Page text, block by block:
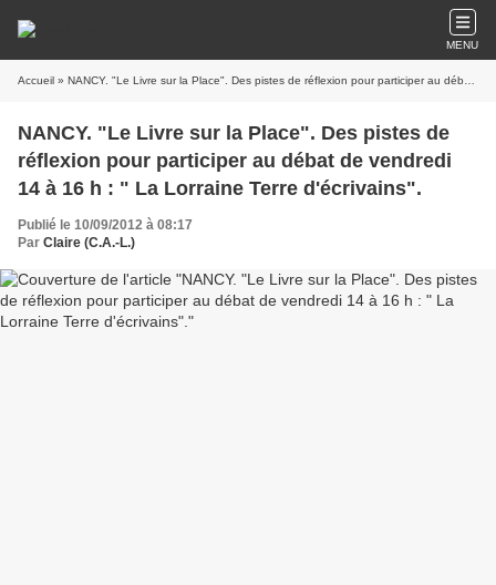
MENU
Accueil » NANCY. "Le Livre sur la Place". Des pistes de réflexion pour participer au débat de vendredi 14 à 16 h : " La Lorraine Terre d'écrivains".
NANCY. "Le Livre sur la Place". Des pistes de
réflexion pour participer au débat de vendredi
14 à 16 h : " La Lorraine Terre d'écrivains".
Publié le 10/09/2012 à 08:17
Par Claire (C.A.-L.)